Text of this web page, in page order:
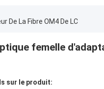
De La Fibre OM4 De LC
femelle
sur le produit: